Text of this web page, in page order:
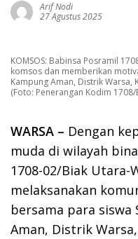
Arif Nodi
27 Agustus 2025
KOMSOS: Babinsa Posramil
komsos dan memberikan
Kampung Aman, Distrik Warsa,
(Foto: Penerangan Kodim 1708/
WARSA – Dengan
muda di wilayah
1708-02/Biak Utara-
melaksanakan
bersama para siswa
Aman, Distrik